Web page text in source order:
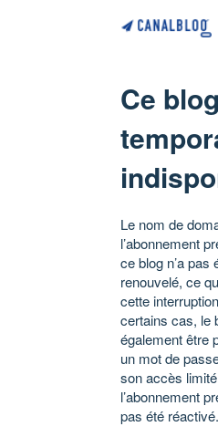
Ce
Le nom de
l’abonnement
ce blog n’a pas
renouvelé, ce
cette
certains cas, le
également être
un mot de
son accès
l’abonnement
pas été réactivé.